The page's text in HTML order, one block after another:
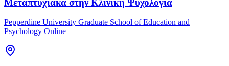
Μεταπτυχιακά στην Κλινική Ψυχολογία
Pepperdine University Graduate School of Education and
Psychology Online